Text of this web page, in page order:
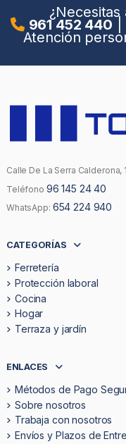
961 452 440
Atención
Calle De La Serra
Teléfono 96 145 24 40
WhatsApp: 654 224 940
CATEGORÍAS
Ferretería
Protección laboral
Cocina
Hogar
Terraza y jardín
ENLACES
Métodos de Pago
Sobre nosotros
Trabaja con nosotros
Envíos y Plazos de